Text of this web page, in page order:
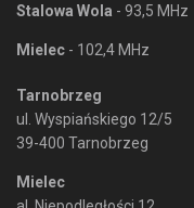
Stalowa Wola - 93,5 MHz
Mielec - 102,4 MHz
Tarnobrzeg
ul. Wyspiańskiego 12/5
39-400 Tarnobrzeg
Mielec